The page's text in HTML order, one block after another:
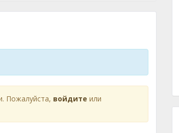
Пожалуйста, войдите или